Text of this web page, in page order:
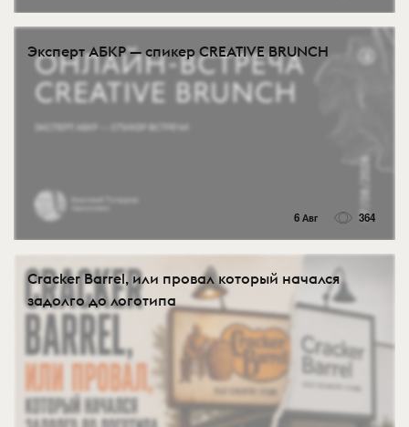
Эксперт АБКР — спикер CREATIVE BRUNCH
6 Авг 364
Cracker Barrel, или провал который начался
задолго до логотипа